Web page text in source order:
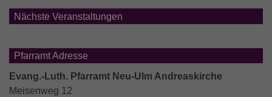
Nächste Veranstaltungen
Pfarramt Adresse
Evang.-Luth. Pfarramt Neu-Ulm Andreaskirche
Meisenweg 12